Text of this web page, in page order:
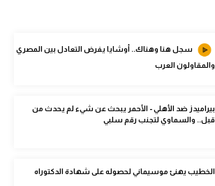
سجل هنا وهناك.. أوشايا يفرض التعادل بين المصري
والمقاولون العرب
بيراميدز ضد الأهلي - الأحمر يبحث عن شيء لم يحدث من
قبل.. والسماوي لتجنب رقم سلبي
الخطيب يهنئ موسيماني لحصوله على شهادة الدكتوراه